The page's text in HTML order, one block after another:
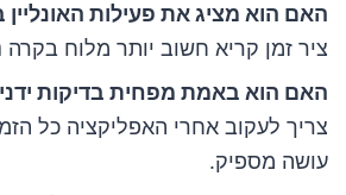
האם הוא מציג את פעילות האונליין
ציר זמן קריא חשוב יותר מלוח בקרה
האם הוא באמת מפחית בדיקות
צריך לעקוב אחרי האפליקציה כל
עושה מספיק.